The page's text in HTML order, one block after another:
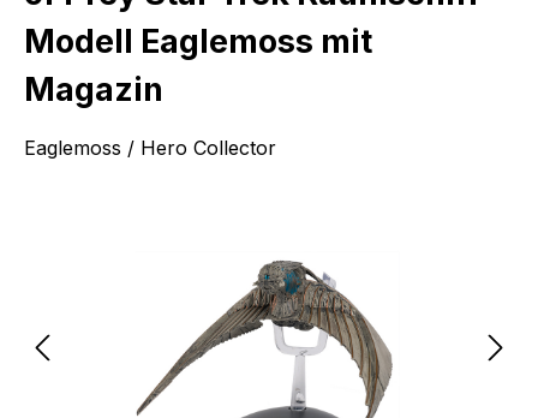
Modell Eaglemoss mit
Magazin
Eaglemoss / Hero Collector